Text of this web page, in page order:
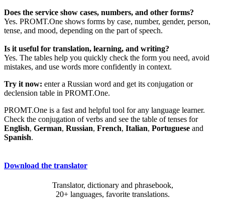
Does the service show cases, numbers, and other forms?
Yes. PROMT.One shows forms by case, number, gender, person,
tense, and mood, depending on the part of speech.
Is it useful for translation, learning, and writing?
Yes. The tables help you quickly check the form you need, avoid
mistakes, and use words more confidently in context.
Try it now: enter a Russian word and get its conjugation or
declension table in PROMT.One.
PROMT.One is a fast and helpful tool for any language learner.
Check the conjugation of verbs and see the table of tenses for
English, German, Russian, French, Italian, Portuguese and
Spanish.
Download the translator
Translator, dictionary and phrasebook,
20+ languages, favorite translations.